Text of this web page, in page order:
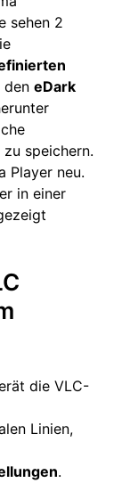
sehen 2
den eDark
zu speichern.
Player neu.
in einer
die VLC-
Linien,
.